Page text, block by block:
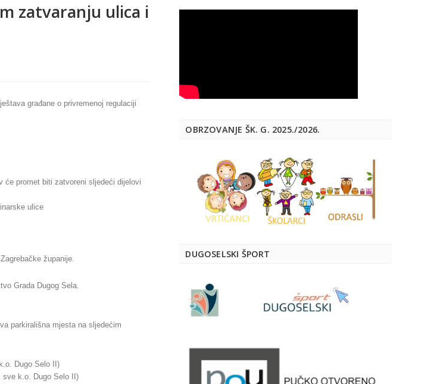
zatvaranju ulica i
građane o privremenoj regulaciji
će promet biti zatvoreni sljedeći dijelovi
ulice
županije.
Grada Dugog Sela.
parkirališna mjesta na sljedećim
Dugo Selo II)
sve k.o. Dugo Selo II)
OBRZOVANJE ŠK. G. 2025./2026.
DUGOSELSKI ŠPORT